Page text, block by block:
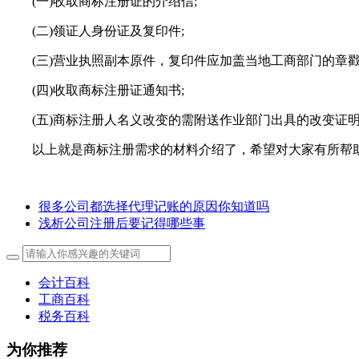
(二)领证人身份证及复印件;
(三)营业执照副本原件，复印件应加盖当地工商部门的章
(四)收取商标注册证通知书;
(五)商标注册人名义改变的需附送作业部门出具的改变证明
以上就是商标注册需求的材料介绍了，希望对大家有所帮
很多公司都选择代理记账的原因你知道吗
浅析公司注册后要记得哪些事
会计百科
工商百科
税务百科
为你推荐